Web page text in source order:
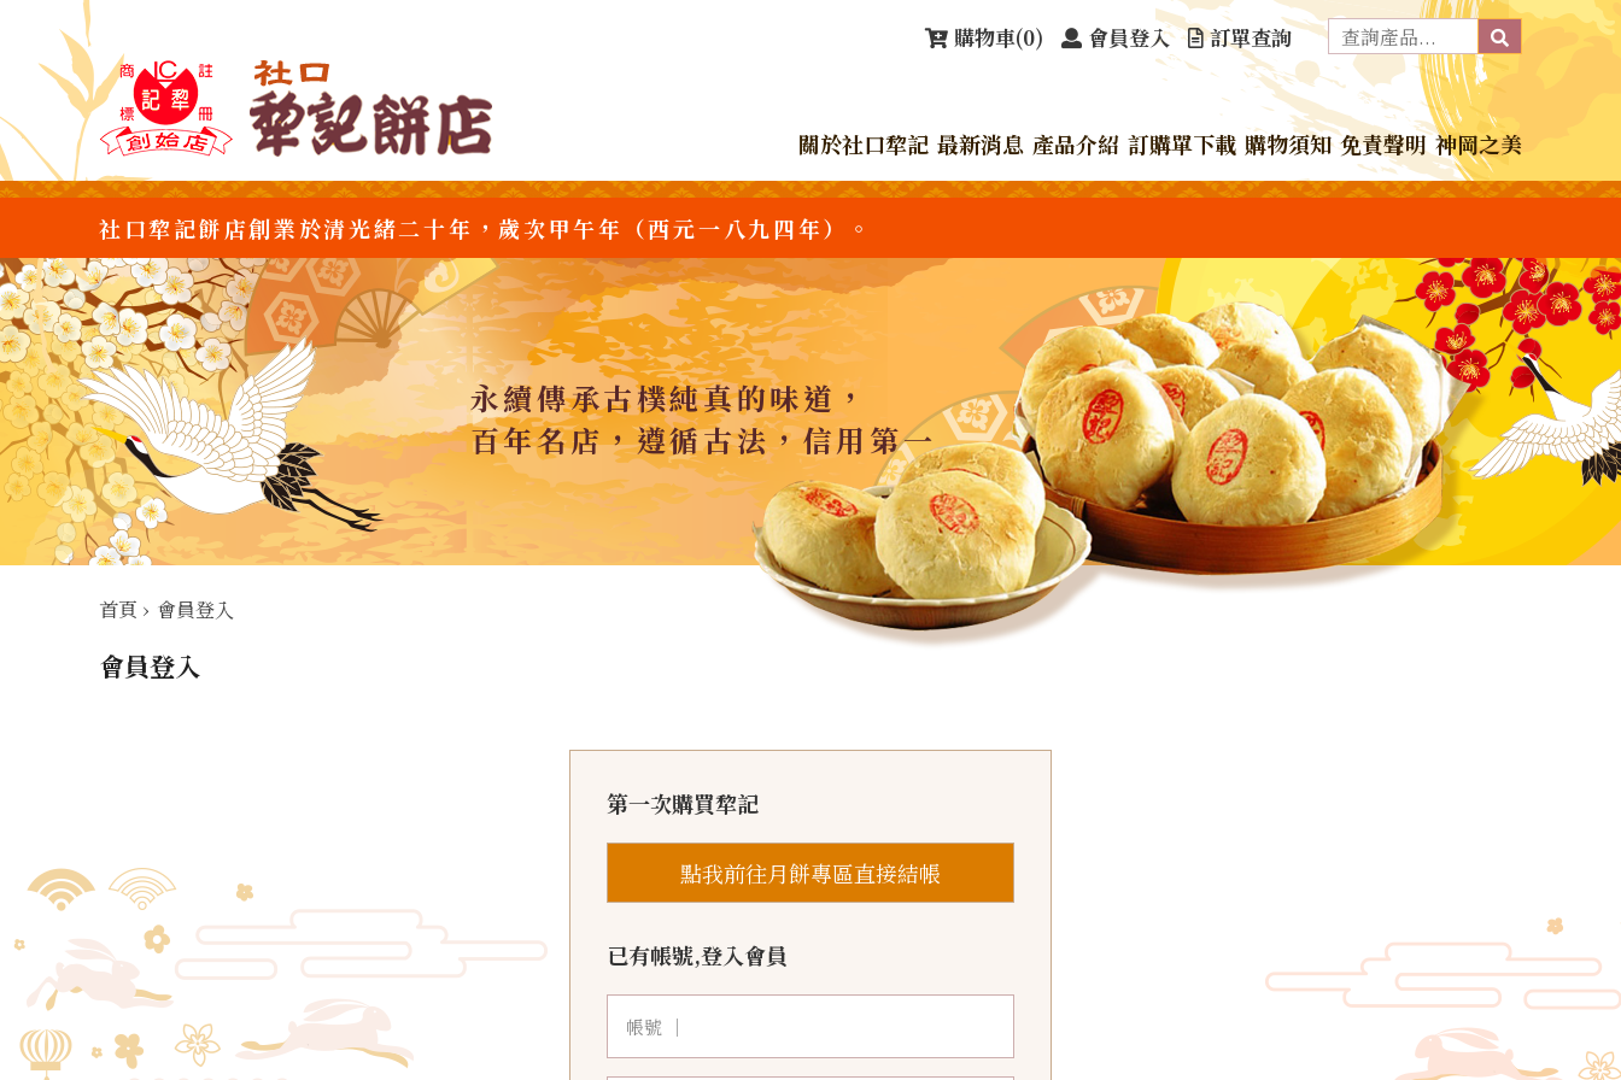
購物車(0) 會員登入 訂單查詢
關於社口犂記 最新消息 產品介紹 訂購單下載 購物須知 免責聲明 神岡之美
社口犂記餅店創業於清光緒二十年，歲次甲午年（西元一八九四年）。
永續傳承古樸純真的味道，
百年名店，遵循古法，信用第一
首頁 › 會員登入
會員登入
第一次購買犂記
點我前往月餅專區直接結帳
已有帳號,登入會員
帳號 ｜